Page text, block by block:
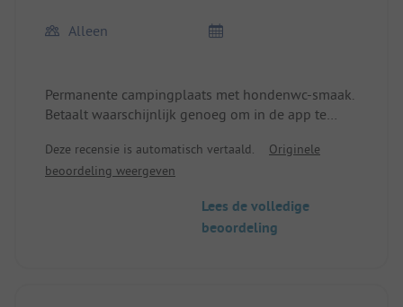
geen commercieel gebaar.
Alleen
Permanente campingplaats met hondenwc-smaak.
Betaalt waarschijnlijk genoeg om in de app te
vertrekken.
Deze recensie is automatisch vertaald.
Originele
beoordeling weergeven
Lees de volledige
beoordeling